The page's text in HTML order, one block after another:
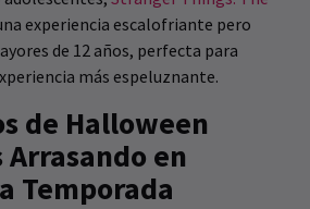
experiencia escalofriante pero
de 12 años, perfecta para
más espeluznante.
de Halloween
Arrasando en
Temporada